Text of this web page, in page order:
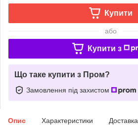
Купити
або
Купити з
Що таке купити з Пром?
Замовлення під захистом
Опис Характеристики Доставка